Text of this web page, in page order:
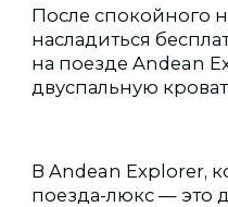
После спокойного
насладиться
на поезде Andean
двуспальную
В Andean Explorer,
поезда-люкс — это